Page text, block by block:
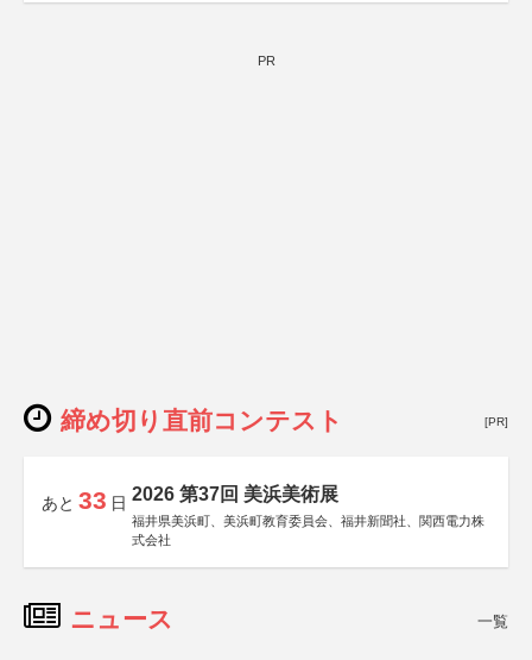
PR
締め切り直前コンテスト [PR]
あと 33 日 2026 第37回 美浜美術展
福井県美浜町、美浜町教育委員会、福井新聞社、関西電力株
式会社
ニュース 一覧